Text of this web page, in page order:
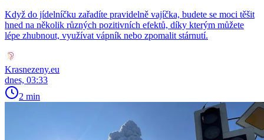
Když do jídelníčku zařadíte pravidelně vajíčka, budete se moci těšit
hned na několik různých pozitivních efektů, díky kterým můžete
lépe zhubnout, využívat vápník nebo zpomalit stárnutí.
Krasnezeny.eu
dnes, 03:33
2 min